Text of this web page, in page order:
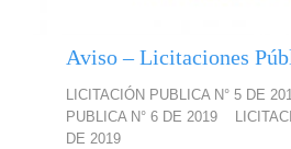
Aviso – Licitaciones
LICITACIÓN PUBLICA N° 5 DE
PUBLICA N° 6 DE 2019
DE 2019